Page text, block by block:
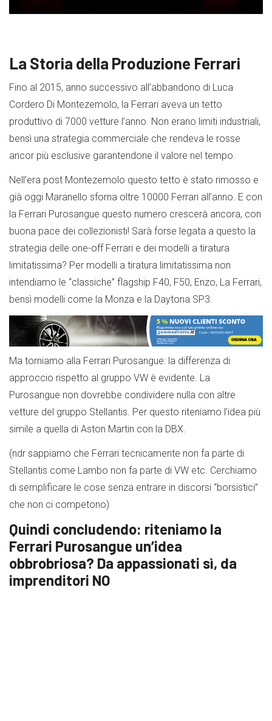
La Storia della Produzione Ferrari
Fino al 2015, anno successivo all’abbandono di Luca
Cordero Di Montezemolo, la Ferrari aveva un tetto
produttivo di 7000 vetture l’anno. Non erano limiti industriali,
bensì una strategia commerciale che rendeva le rosse
ancor più esclusive garantendone il valore nel tempo.
Nell’era post Montezemolo questo tetto è stato rimosso e
già oggi Maranello sforna oltre 10000 Ferrari all’anno. E con
la Ferrari Purosangue questo numero crescerà ancora, con
buona pace dei collezionisti! Sarà forse legata a questo la
strategia delle one-off Ferrari e dei modelli a tiratura
limitatissima? Per modelli a tiratura limitatissima non
intendiamo le “classiche” flagship F40, F50, Enzo, La Ferrari,
bensì modelli come la Monza e la Daytona SP3.
Ma torniamo alla Ferrari Purosangue: la differenza di
approccio rispetto al gruppo VW è evidente. La
Purosangue non dovrebbe condividere nulla con altre
vetture del gruppo Stellantis. Per questo riteniamo l’idea più
simile a quella di Aston Martin con la DBX.
(ndr sappiamo che Ferrari tecnicamente non fa parte di
Stellantis come Lambo non fa parte di VW etc. Cerchiamo
di semplificare le cose senza entrare in discorsi “borsistici”
che non ci competono)
Quindi concludendo: riteniamo la
Ferrari Purosangue un’idea
obbrobriosa? Da appassionati sì, da
imprenditori NO